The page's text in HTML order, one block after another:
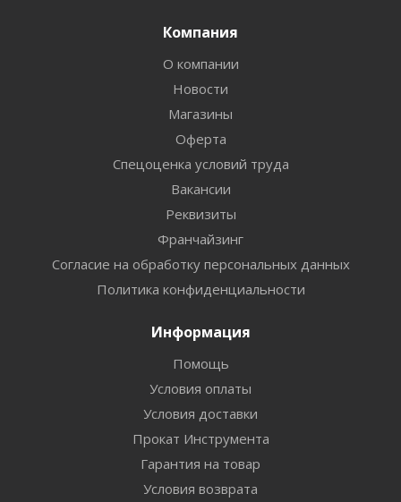
Компания
О компании
Новости
Магазины
Оферта
Спецоценка условий труда
Вакансии
Реквизиты
Франчайзинг
Согласие на обработку персональных данных
Политика конфиденциальности
Информация
Помощь
Условия оплаты
Условия доставки
Прокат Инструмента
Гарантия на товар
Условия возврата